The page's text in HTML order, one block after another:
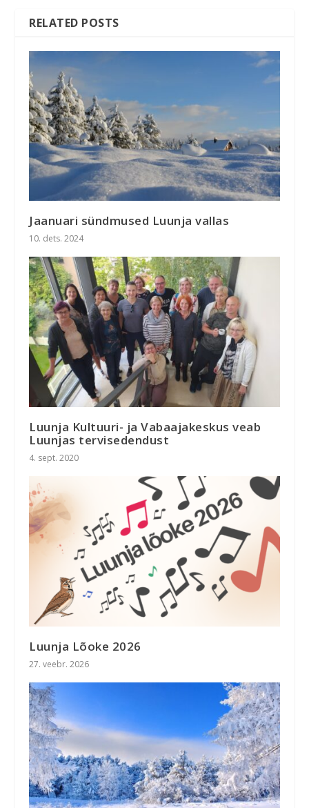
RELATED POSTS
Jaanuari sündmused Luunja vallas
10. dets. 2024
Luunja Kultuuri- ja Vabaajakeskus veab
Luunjas tervisedendust
4. sept. 2020
Luunja Lõoke 2026
27. veebr. 2026